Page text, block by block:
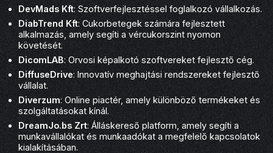
DevMads Kft: Szoftverfejlesztéssel foglalkozó vállalkozás.
DiabTrend Kft: Cukorbetegek számára fejlesztett
alkalmazás, amely segíti a vércukorszint nyomon
követését.
DicomLAB: Orvosi képalkotó szoftvereket fejlesztő cég.
DiffuseDrive: Innovatív meghajtási rendszereket fejlesztő
vállalat.
Diverzum: Online piactér, amely különböző termékeket és
szolgáltatásokat kínál.
DreamJo.bs Zrt: Álláskereső platform, amely segíti a
munkavállalókat és munkaadókat a megfelelő kapcsolatok
kialakításában.